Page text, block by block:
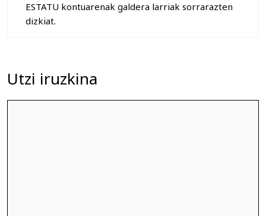
ESTATU kontuarenak galdera larriak sorrarazten
dizkiat.
Utzi iruzkina